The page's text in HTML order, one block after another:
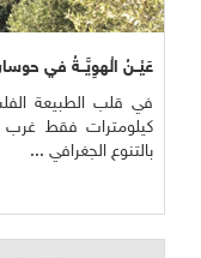
عَيْــنُ الْهوِيَّــةُ في
في قلب الطبيعة
كيلومترات فقط غرب
بالتنوع الجغرافي ...